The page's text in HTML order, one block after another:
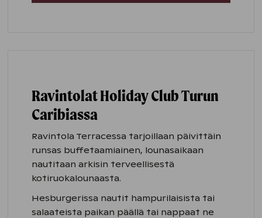
Ravintolat Holiday Club Turun
Caribiassa
Ravintola Terracessa tarjoillaan päivittäin
runsas buffetaamiainen, lounasaikaan
nautitaan arkisin terveellisestä
kotiruokalounaasta.
Hesburgerissa nautit hampurilaisista tai
salaateista paikan päällä tai nappaat ne